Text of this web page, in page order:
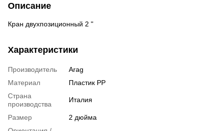
Описание
Кран двухпозиционный 2 "
Характеристики
Производитель
Arag
Материал
Пластик РР
Страна
производства
Италия
Размер
2 дюйма